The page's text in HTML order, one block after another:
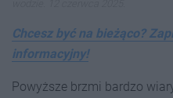
Chcesz być na bieżąco?
informacyjny!
Powyższe brzmi bardzo